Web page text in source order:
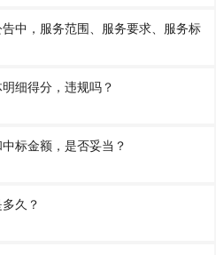
中，服务范围、服务要求、服务标
细得分，违规吗？
标金额，是否妥当？
久？